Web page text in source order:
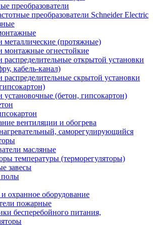
преобразователи
преобразователи Schneider Electric
металлические (протяжные)
монтажные огнестойкие
распределительные открытой установки
кабель-канал)
распределительные скрытой установки
установочные (бетон, гипсокартон)
вентиляции и обогрева
саморегулирующийся
масляные
температуры (терморегуляторы)
завесы
охранное оборудование
пожарные
бесперебойного питания,